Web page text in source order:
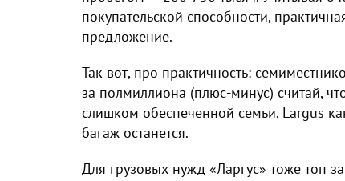
покупательской способности,
предложение.
Так вот, про практичность:
за полмиллиона (плюс-минус) считай,
слишком обеспеченной семьи, Largus
багаж останется.
Для грузовых нужд «Ларгус» тоже топ